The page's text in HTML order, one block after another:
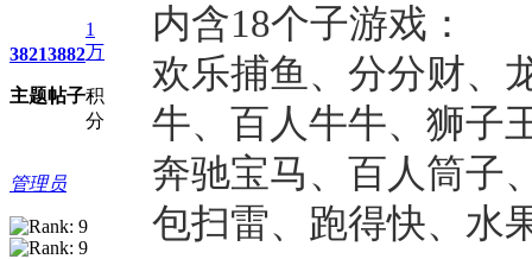
3821
主题
3882
帖子
1
万
积
分
管理员
内含18个子游戏：
欢乐捕鱼、分分财、
牛、百人牛牛、狮子
奔驰宝马、百人筒子
包扫雷、跑得快、水